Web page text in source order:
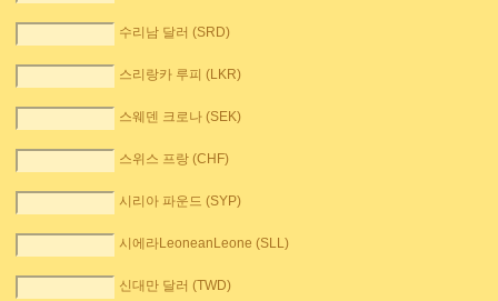
수리남 달러 (SRD)
스리랑카 루피 (LKR)
스웨덴 크로나 (SEK)
스위스 프랑 (CHF)
시리아 파운드 (SYP)
시에라LeoneanLeone (SLL)
신대만 달러 (TWD)